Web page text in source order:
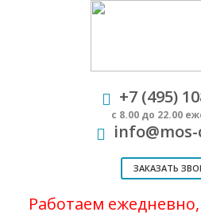
+7 (495)
с 8.00 до 22.00
ЗАКАЗАТЬ
Работаем